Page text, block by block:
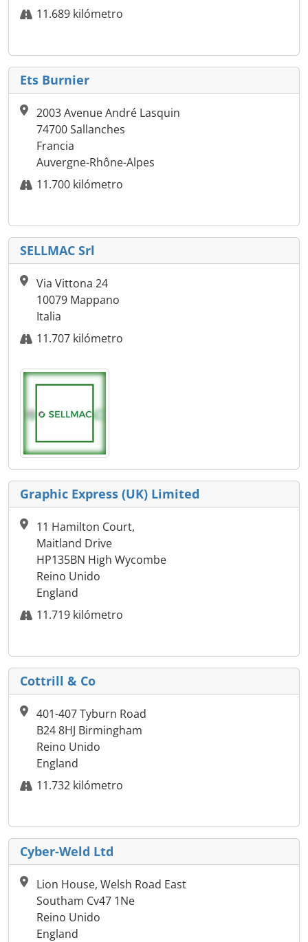
11.689 kilómetro
Ets Burnier
2003 Avenue André Lasquin
74700 Sallanches
Francia
Auvergne-Rhône-Alpes
11.700 kilómetro
SELLMAC Srl
Via Vittona 24
10079 Mappano
Italia
11.707 kilómetro
Graphic Express (UK) Limited
11 Hamilton Court,
Maitland Drive
HP135BN High Wycombe
Reino Unido
England
11.719 kilómetro
Cottrill & Co
401-407 Tyburn Road
B24 8HJ Birmingham
Reino Unido
England
11.732 kilómetro
Cyber-Weld Ltd
Lion House, Welsh Road East
Southam Cv47 1Ne
Reino Unido
England